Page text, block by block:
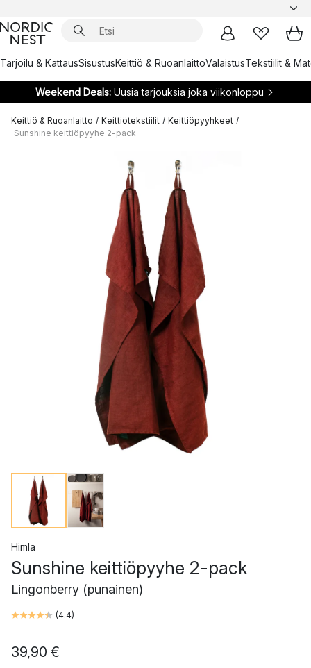
Tarjoilu & KattausSisustusKeittiö & RuoanlaittoValaistusTekstiilit &
Weekend Deals:Uusia tarjouksia joka viikonloppu
Keittiö & Ruoanlaitto / Keittiötekstiilit / Keittiöpyyhkeet /
Sunshine keittiöpyyhe 2-pack
Himla
Sunshine keittiöpyyhe 2-pack
Lingonberry (punainen)
(4.4)
39,90 €